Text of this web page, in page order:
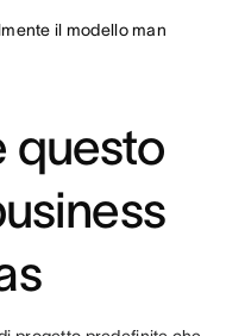
il modello man
questo